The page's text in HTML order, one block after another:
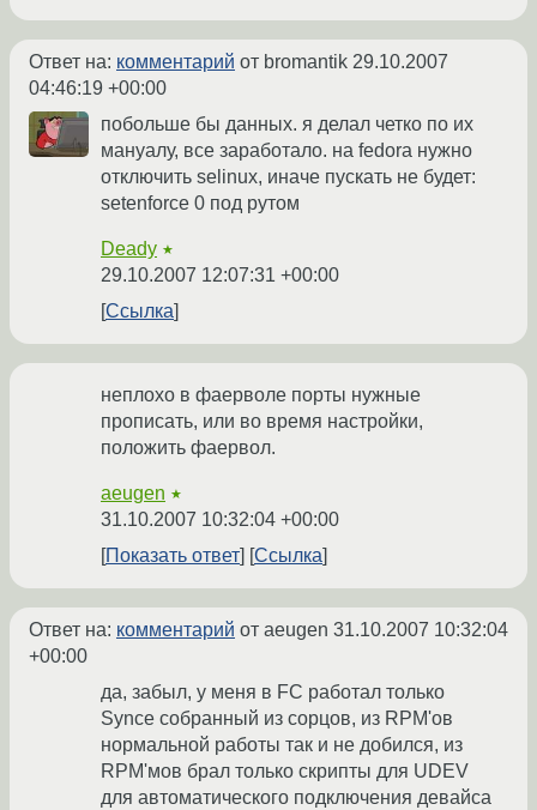
Ответ на: комментарий от bromantik 29.10.2007
04:46:19 +00:00
побольше бы данных. я делал четко по их
мануалу, все заработало. на fedora нужно
отключить selinux, иначе пускать не будет:
setenforce 0 под рутом
Deady ★
29.10.2007 12:07:31 +00:00
Ссылка
неплохо в фаерволе порты нужные
прописать, или во время настройки,
положить фаервол.
aeugen ★
31.10.2007 10:32:04 +00:00
Показать ответ
Ссылка
Ответ на: комментарий от aeugen 31.10.2007 10:32:04
+00:00
да, забыл, у меня в FC работал только
Synce собранный из сорцов, из RPM'ов
нормальной работы так и не добился, из
RPM'мов брал только скрипты для UDEV
для автоматического подключения девайса